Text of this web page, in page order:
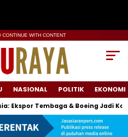
CONTINUE WITH CONTENT
NASIONAL POLITIK EKONOMI
Tembaga & Boeing Jadi